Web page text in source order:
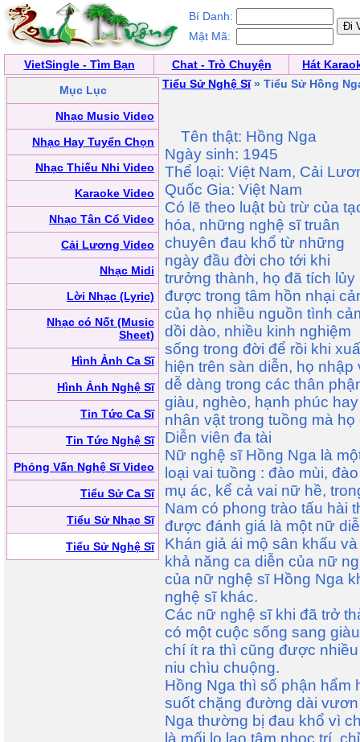
Bí Danh:
Mật Mã:
VietSingle - Tìm Bạn Chat - Trò Chuyện
Hát
Mục Lục
Nhạc Music Video
Nhạc Hay Tuyển Chọn
Nhạc Thiếu Nhi Video
Karaoke Video
Nhạc Tân Cổ Video
Cải Lương Video
Nhạc Midi
Lời Nhạc (Lyric)
Nhạc có Nốt (Music
Sheet)
Hình Ảnh Ca Sĩ
Hình Ảnh Nghệ Sĩ
Tin Tức Ca Sĩ
Tin Tức Nghệ Sĩ
Phỏng Vấn Nghệ Sĩ Video
Tiểu Sử Ca Sĩ
Tiểu Sử Nhạc Sĩ
Tiểu Sử Nghệ Sĩ
Tiểu Sử Nghệ Sĩ» Tiểu Sử Hồng
Tên thật: Hồng Nga
Ngày sinh: 1945
Thể loại: Việt Nam, Cải
Quốc Gia: Việt Nam
Có lẽ theo luật bù trừ của
hóa, những nghệ sĩ truân
chuyên đau khổ từ những
ngày đầu đời cho tới khi
trưởng thành, họ đã tích lủy
được trong tâm hồn nhại
của họ nhiều nguồn tình
dồi dào, nhiều kinh nghiệm
sống trong đời để rồi khi
hiện trên sàn diễn, họ nhập
dễ dàng trong các thân
giàu, nghèo, hạnh phúc
nhân vật trong tuồng mà
Diễn viên đa tài
Nữ nghệ sĩ Hồng Nga là
loại vai tuồng : đào mùi,
mụ ác, kể cả vai nữ hề,
Nam có phong trào tấu hài
được đánh giá là một nữ
Khán giả ái mộ sân khấu
khả năng ca diễn của nữ
của nữ nghệ sĩ Hồng Nga
nghệ sĩ khác.
Các nữ nghệ sĩ khi đã trở
có một cuộc sống sang
chí ít ra thì cũng được
niu chìu chuộng.
Hồng Nga thì số phận hẩm
suốt chặng đường dài
Nga thường bị đau khổ vì
là mối lo lao tâm nhọc trí,